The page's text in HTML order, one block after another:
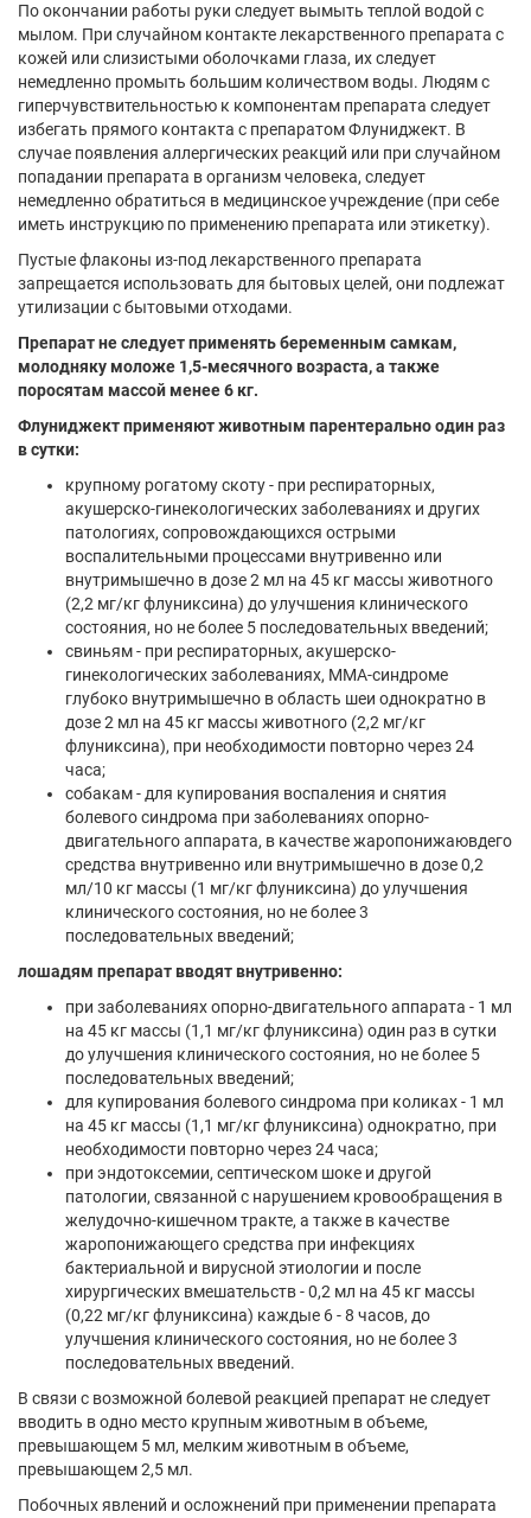
По окончании работы руки следует вымыть теплой водой с
мылом. При случайном контакте лекарственного препарата с
кожей или слизистыми оболочками глаза, их следует
немедленно промыть большим количеством воды. Людям с
гиперчувствительностью к компонентам препарата следует
избегать прямого контакта с препаратом Флуниджект. В
случае появления аллергических реакций или при случайном
попадании препарата в организм человека, следует
немедленно обратиться в медицинское учреждение (при себе
иметь инструкцию по применению препарата или этикетку).
Пустые флаконы из-под лекарственного препарата
запрещается использовать для бытовых целей, они подлежат
утилизации с бытовыми отходами.
Препарат не следует применять беременным самкам,
молодняку моложе 1,5-месячного возраста, а также
поросятам массой менее 6 кг.
Флуниджект применяют животным парентерально один раз
в сутки:
крупному рогатому скоту - при респираторных,
акушерско-гинекологических заболеваниях и других
патологиях, сопровождающихся острыми
воспалительными процессами внутривенно или
внутримышечно в дозе 2 мл на 45 кг массы животного
(2,2 мг/кг флуниксина) до улучшения клинического
состояния, но не более 5 последовательных введений;
свиньям - при респираторных, акушерско-
гинекологических заболеваниях, ММА-синдроме
глубоко внутримышечно в область шеи однократно в
дозе 2 мл на 45 кг массы животного (2,2 мг/кг
флуниксина), при необходимости повторно через 24
часа;
собакам - для купирования воспаления и снятия
болевого синдрома при заболеваниях опорно-
двигательного аппарата, в качестве жаропонижаювдего
средства внутривенно или внутримышечно в дозе 0,2
мл/10 кг массы (1 мг/кг флуниксина) до улучшения
клинического состояния, но не более 3
последовательных введений;
лошадям препарат вводят внутривенно:
при заболеваниях опорно-двигательного аппарата - 1 мл
на 45 кг массы (1,1 мг/кг флуниксина) один раз в сутки
до улучшения клинического состояния, но не более 5
последовательных введений;
для купирования болевого синдрома при коликах - 1 мл
на 45 кг массы (1,1 мг/кг флуниксина) однократно, при
необходимости повторно через 24 часа;
при эндотоксемии, септическом шоке и другой
патологии, связанной с нарушением кровообращения в
желудочно-кишечном тракте, а также в качестве
жаропонижающего средства при инфекциях
бактериальной и вирусной этиологии и после
хирургических вмешательств - 0,2 мл на 45 кг массы
(0,22 мг/кг флуниксина) каждые 6 - 8 часов, до
улучшения клинического состояния, но не более 3
последовательных введений.
В связи с возможной болевой реакцией препарат не следует
вводить в одно место крупным животным в объеме,
превышающем 5 мл, мелким животным в объеме,
превышающем 2,5 мл.
Побочных явлений и осложнений при применении препарата